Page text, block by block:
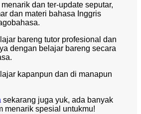
dan ter-update seputar,
dan materi bahasa Inggris
bareng tutor profesional dan
dengan belajar bareng secara
kapanpun dan di manapun
sekarang juga yuk, ada banyak
menarik spesial untukmu!